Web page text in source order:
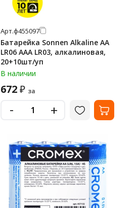
Арт.ф455097
Батарейка Sonnen Alkaline AA
LR06 AAA LR03, алкалиновая,
20+10шт/уп
В наличии
672₽ за
- +